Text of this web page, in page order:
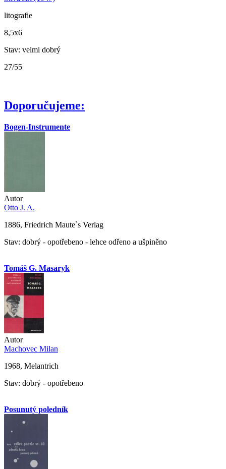
litografie
8,5x6
Stav: velmi dobrý
27/55
Doporučujeme:
Bogen-Instrumente
Autor
Otto J. A.
1886, Friedrich Maute`s Verlag
Stav: dobrý - opotřebeno - lehce odřeno a ušpiněno
Tomáš G. Masaryk
Autor
Machovec Milan
1968, Melantrich
Stav: dobrý - opotřebeno
Posunutý poledník